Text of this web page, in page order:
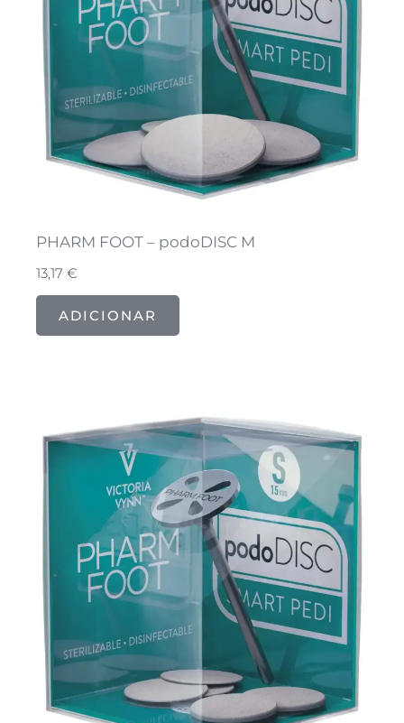
PHARM FOOT – podoDISC M
13,17€
ADICIONAR